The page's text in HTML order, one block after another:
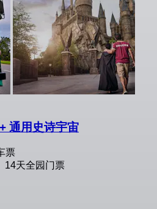
通用史诗宇宙
票
14天全园门票